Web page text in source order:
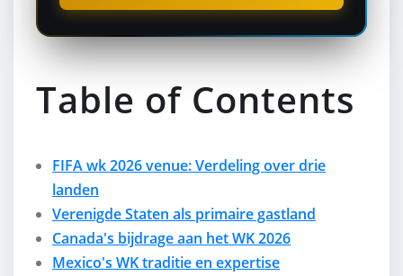
Table of Contents
FIFA wk 2026 venue: Verdeling over drie
landen
Verenigde Staten als primaire gastland
Canada's bijdrage aan het WK 2026
Mexico's WK traditie en expertise